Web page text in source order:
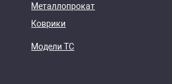
Металлопрокат
Коврики
Модели ТС